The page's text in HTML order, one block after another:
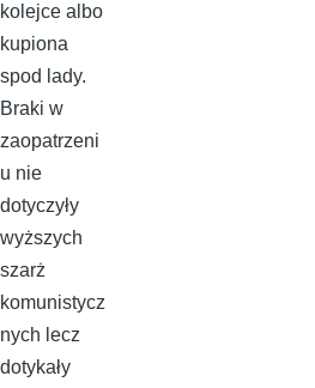
kolejce albo
kupiona
spod lady.
Braki w
zaopatrzeni
u nie
dotyczyły
wyższych
szarż
komunistycz
nych lecz
dotykały